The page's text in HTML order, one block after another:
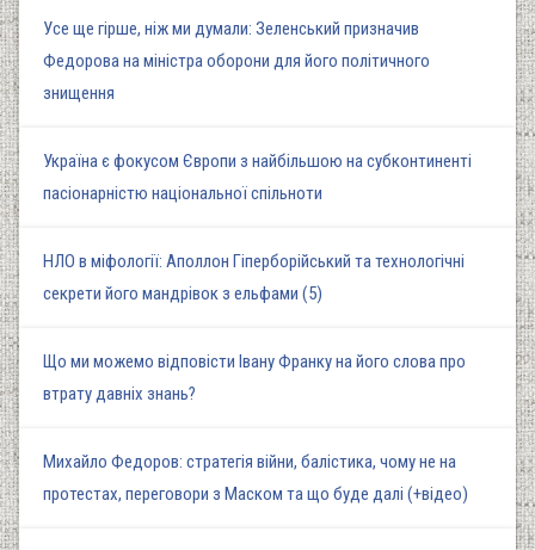
Усе ще гірше, ніж ми думали: Зеленський призначив
Федорова на міністра оборони для його політичного
знищення
Україна є фокусом Європи з найбільшою на субконтиненті
пасіонарністю національної спільноти
НЛО в міфології: Аполлон Гіперборійський та технологічні
секрети його мандрівок з ельфами (5)
Що ми можемо відповісти Івану Франку на його слова про
втрату давніх знань?
Михайло Федоров: стратегія війни, балістика, чому не на
протестах, переговори з Маском та що буде далі (+відео)